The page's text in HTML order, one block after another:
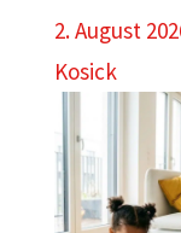
2. August
Kosick